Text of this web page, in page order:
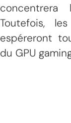
Toutefois,
espéreront
du GPU